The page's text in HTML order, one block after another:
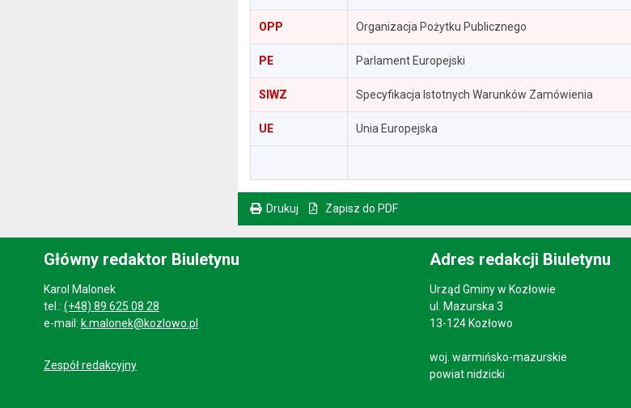
OPP Organizacja Pożytku Publicznego
PE Parlament Europejski
SIWZ Specyfikacja Istotnych Warunków Zamówienia
UE Unia Europejska
Drukuj Zapisz do PDF
Główny redaktor Biuletynu
Karol Malonek
tel.: (+48) 89 625 08 28
e-mail: k.malonek@kozlowo.pl
Zespół redakcyjny
Adres redakcji Biuletynu
Urząd Gminy w Kozłowie
ul. Mazurska 3
13-124 Kozłowo
woj. warmińsko-mazurskie
powiat nidzicki